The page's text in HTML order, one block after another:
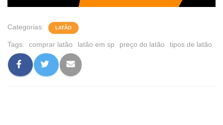
Categorias: LATÃO
Tags: comprar latão latão em sp preço do latão tipos de latão